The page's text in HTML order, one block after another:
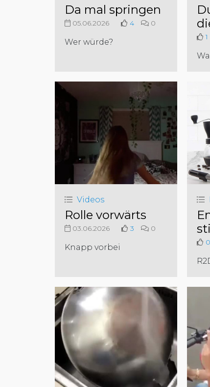
Da mal springen
05.06.2026 4 0
Wer würde?
1
Videos
Rolle vorwärts
03.06.2026 3 0
Knapp vorbei
0